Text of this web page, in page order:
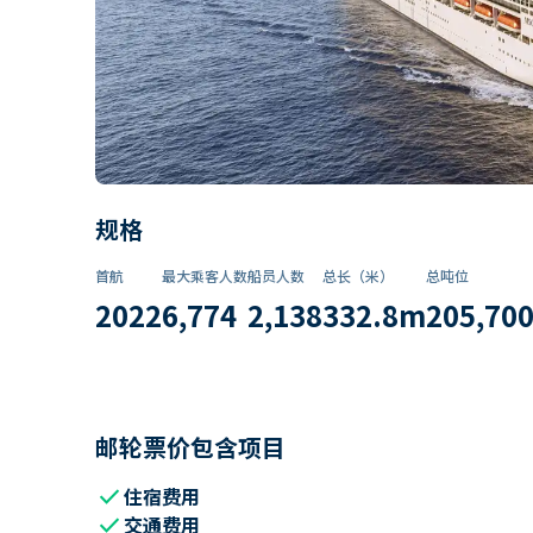
规格
首航
2022
最大乘客人数
6,774
船员人数
2,138
总长（米）
332.8m
总吨位
205,700
邮轮票价包含项目
check住宿费用
check 交通费用